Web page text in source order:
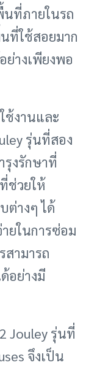
ที่ภายในรถ
ที่ใช้สอยมาก
ย่างเพียงพอ
ช้งานและ
รุ่นที่สอง
งรักษาที่
ช่วยให้
ต่างๆ ได้
ยในการซ่อม
สามารถ
อย่างมี
Jouley รุ่นที่
จึงเป็น